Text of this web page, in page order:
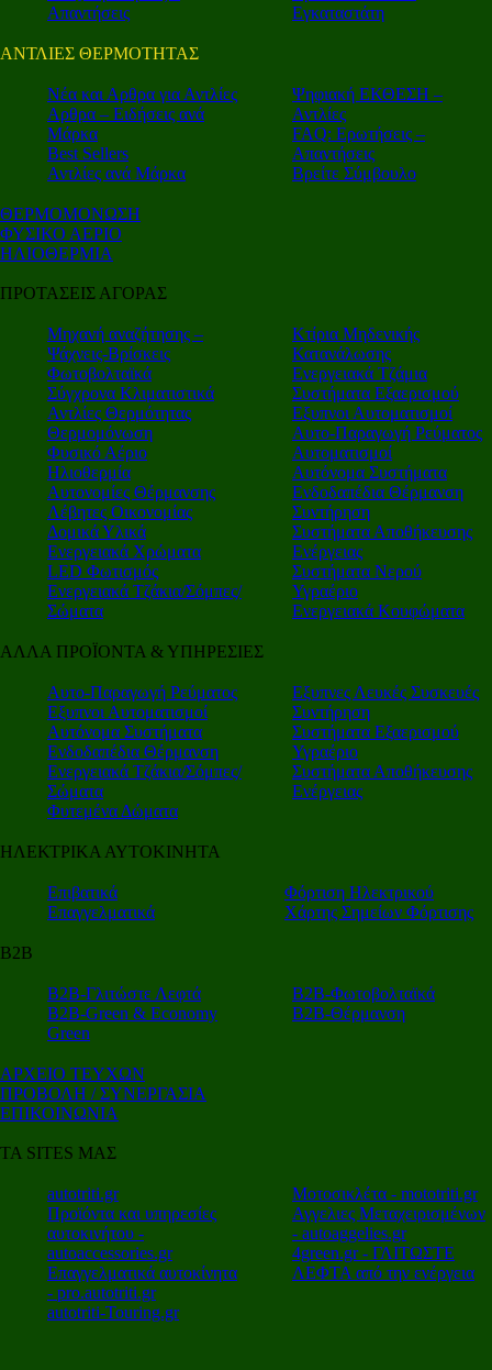
Απαντήσεις
Εγκαταστάτη
ΑΝΤΛΙΕΣ ΘΕΡΜΟΤΗΤΑΣ
Nέα και Αρθρα για Αντλίες
Αρθρα – Ειδήσεις ανά
Μάρκα
Best Sellers
Αντλίες ανά Μάρκα
Ψηφιακή ΕΚΘΕΣΗ –
Αντλίες
FAQ: Ερωτήσεις –
Απαντήσεις
Βρείτε Σύμβουλο
ΘΕΡΜΟΜΟΝΩΣΗ
ΦΥΣΙΚΟ ΑΕΡΙΟ
ΗΛΙΟΘΕΡΜΙΑ
ΠΡΟΤΑΣΕΙΣ ΑΓΟΡΑΣ
Μηχανή αναζήτησης –
Ψάχνεις-Βρίσκεις
Φωτοβολταϊκά
Σύγχρονα Κλιματιστικά
Αντλίες Θερμότητας
Θερμομόνωση
Φυσικό Αέριο
Ηλιοθερμία
Αυτονομίες Θέρμανσης
Λέβητες Οικονομίας
Δομικά Υλικά
Ενεργειακά Χρώματα
LED Φωτισμός
Ενεργειακά Τζάκια/Σόμπες/
Σώματα
Κτίρια Μηδενικής
Κατανάλωσης
Ενεργειακά Τζάμια
Συστήματα Εξαερισμού
Εξυπνοι Αυτοματισμοί
Αυτο-Παραγωγή Ρεύματος
Αυτοματισμοί
Αυτόνομα Συστήματα
Ενδοδαπέδια Θέρμανση
Συντήρηση
Συστήματα Αποθήκευσης
Ενέργειας
Συστήματα Νερού
Υγραέριο
Ενεργειακά Κουφώματα
ΑΛΛΑ ΠΡΟΪΟΝΤΑ & ΥΠΗΡΕΣΙΕΣ
Αυτο-Παραγωγή Ρεύματος
Εξυπνοι Αυτοματισμοί
Αυτόνομα Συστήματα
Ενδοδαπέδια Θέρμανση
Ενεργειακά Τζάκια/Σόμπες/
Σώματα
Φυτεμένα Δώματα
Εξυπνες Λευκές Συσκευές
Συντήρηση
Συστήματα Εξαερισμού
Υγραέριο
Συστήματα Αποθήκευσης
Ενέργειας
ΗΛΕΚΤΡΙΚΑ ΑΥΤΟΚΙΝΗΤΑ
Επιβατικά
Επαγγελματικά
Φόρτιση Ηλεκτρικού
Χάρτης Σημείων Φόρτισης
Β2Β
Β2Β-Γλιτώστε Λεφτά
Β2Β-Green & Economy
Green
Β2Β-Φωτοβολταϊκά
Β2Β-Θέρμανση
ΑΡΧΕΙΟ ΤΕΥΧΩΝ
ΠΡΟΒΟΛΗ / ΣΥΝΕΡΓΑΣΙΑ
ΕΠΙΚΟΙΝΩΝΙΑ
ΤΑ SITES ΜΑΣ
autotriti.gr
Προϊόντα και υπηρεσίες
αυτοκινήτου -
autoaccessories.gr
Επαγγελματικά αυτοκίνητα
- pro.autotriti.gr
autotriti-Touring.gr
Μοτοσικλέτα - mototriti.gr
Αγγελιες Μεταχειρισμένων
- autoaggelies.gr
4green.gr - ΓΛΙΤΩΣΤΕ
ΛΕΦΤΑ από την ενέργεια